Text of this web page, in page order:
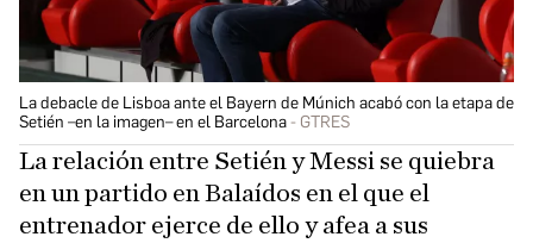
La debacle de Lisboa ante el Bayern de Múnich acabó con la etapa de
Setién –en la imagen– en el Barcelona
GTRES
La relación entre Setién y Messi se quiebra
en un partido en Balaídos en el que el
entrenador ejerce de ello y afea a sus